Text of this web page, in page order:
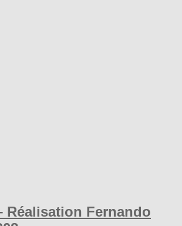
Réalisation Fernando